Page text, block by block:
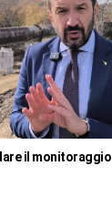
il monitoraggio